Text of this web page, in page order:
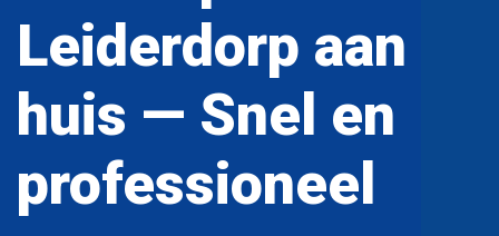
Leiderdorp aan
huis — Snel en
professioneel